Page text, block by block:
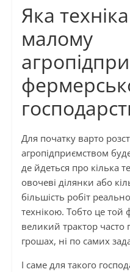
Яка
малому
Для початку варто
агропідприємством
де йдеться про кілька
овочеві ділянки або
більшість робіт
технікою. Тобто це той
великий трактор часто
грошах, ні по самих
І саме для такого